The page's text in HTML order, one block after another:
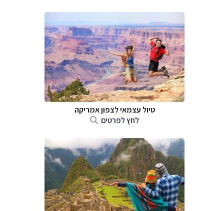
טיול עצמאי לצפון אמריקה
לחץ לפרטים